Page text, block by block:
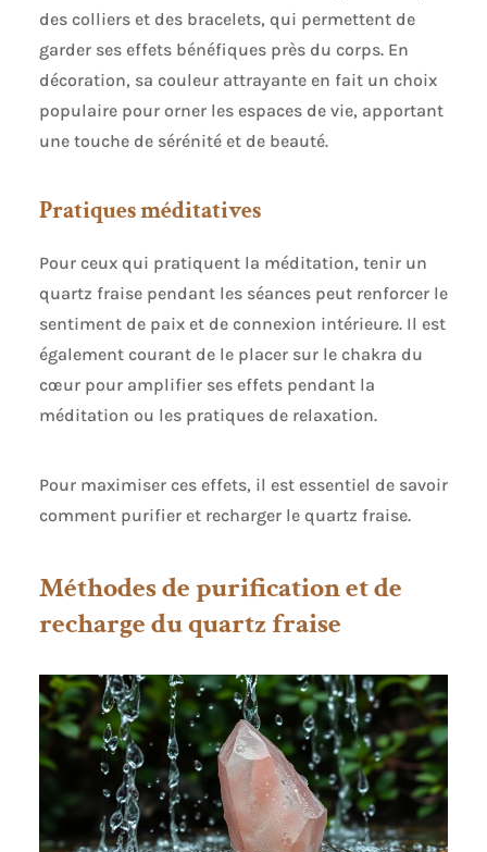
des colliers et des bracelets, qui permettent de
garder ses effets bénéfiques près du corps. En
décoration, sa couleur attrayante en fait un choix
populaire pour orner les espaces de vie, apportant
une touche de sérénité et de beauté.
Pratiques méditatives
Pour ceux qui pratiquent la méditation, tenir un
quartz fraise pendant les séances peut renforcer le
sentiment de paix et de connexion intérieure. Il est
également courant de le placer sur le chakra du
cœur pour amplifier ses effets pendant la
méditation ou les pratiques de relaxation.
Pour maximiser ces effets, il est essentiel de savoir
comment purifier et recharger le quartz fraise.
Méthodes de purification et de
recharge du quartz fraise